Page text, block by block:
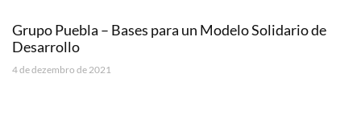
Grupo Puebla – Bases para un Modelo Solidario de
Desarrollo
4 de dezembro de 2021